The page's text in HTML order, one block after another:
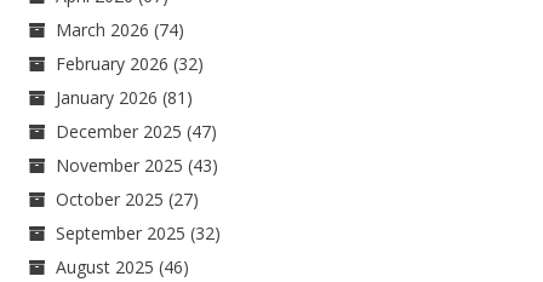
March 2026 (74)
February 2026 (32)
January 2026 (81)
December 2025 (47)
November 2025 (43)
October 2025 (27)
September 2025 (32)
August 2025 (46)